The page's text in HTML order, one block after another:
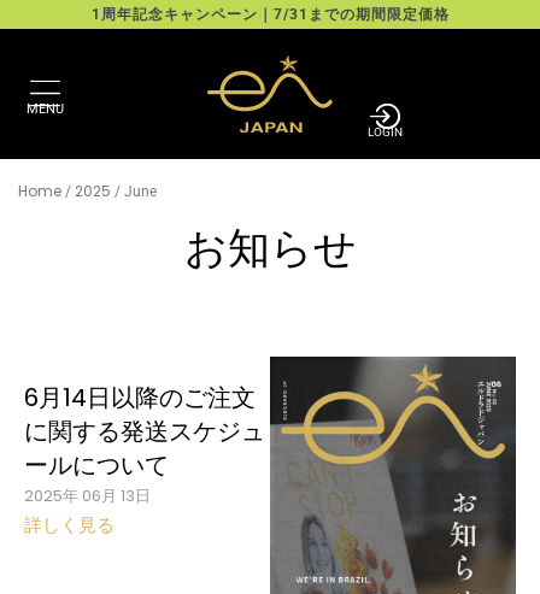
1周年記念キャンペーン｜7/31までの期間限定価格
MENU
LOGIN
Home / 2025 / June
お知らせ
6月14日以降のご注文
に関する発送スケジュ
ールについて
2025年 06月 13日
詳しく見る